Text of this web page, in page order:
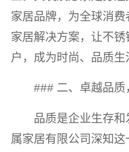
家居品牌，为全球消
家居解决方案，让不
户，成为时尚、品质生
### 二、卓越品质
品质是企业生存
属家居有限公司深知